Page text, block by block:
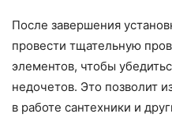
После завершения
провести тщательную
элементов, чтобы
недочетов. Это позволит
в работе сантехники и